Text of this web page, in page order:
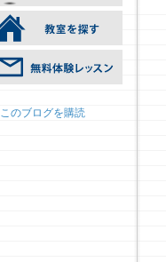
このブログを購読